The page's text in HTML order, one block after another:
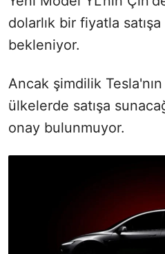
dolarlık bir fiyatla satışa
bekleniyor.
Ancak şimdilik
ülkelerde satışa
onay bulunmuyor.